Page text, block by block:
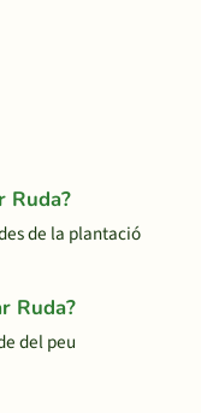
Ruda?
de la plantació
Ruda?
del peu